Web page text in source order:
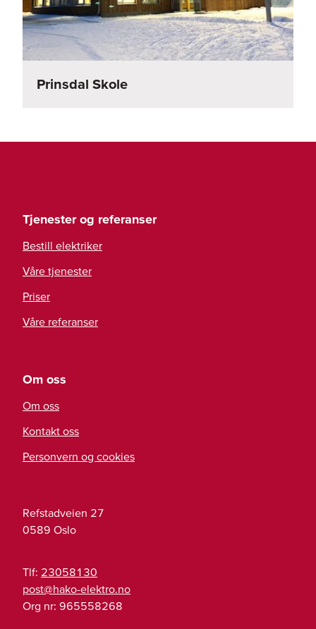
Prinsdal Skole
Refstadveien 27
0589 Oslo
Tlf: 23058130
on.ortkele-okah@tsop
Org nr: 965558268
Tjenester og referanser
Bestill elektriker
Våre tjenester
Priser
Våre referanser
Om oss
Om oss
Kontakt oss
Personvern og cookies